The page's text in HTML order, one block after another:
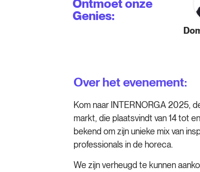
Ontmoet onze
Genies:
Over het evenement:
Kom naar INTERNORGA 2025,
markt, die plaatsvindt van 14 tot
bekend om zijn unieke mix van
professionals in de horeca.
We zijn verheugd te kunnen